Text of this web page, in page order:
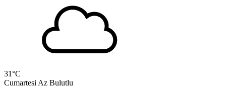
31°C
Cumartesi Az Bulutlu